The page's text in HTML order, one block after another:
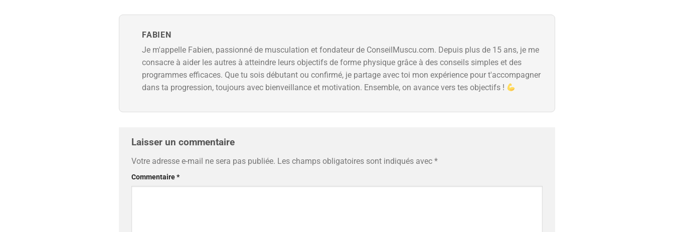
FABIEN
Je m'appelle Fabien, passionné de musculation et fondateur de ConseilMuscu.com. Depuis plus de 15 ans, je me
consacre à aider les autres à atteindre leurs objectifs de forme physique grâce à des conseils simples et des
programmes efficaces. Que tu sois débutant ou confirmé, je partage avec toi mon expérience pour t'accompagner
dans ta progression, toujours avec bienveillance et motivation. Ensemble, on avance vers tes objectifs !
Laisser un commentaire
Votre adresse e-mail ne sera pas publiée. Les champs obligatoires sont indiqués avec *
Commentaire*